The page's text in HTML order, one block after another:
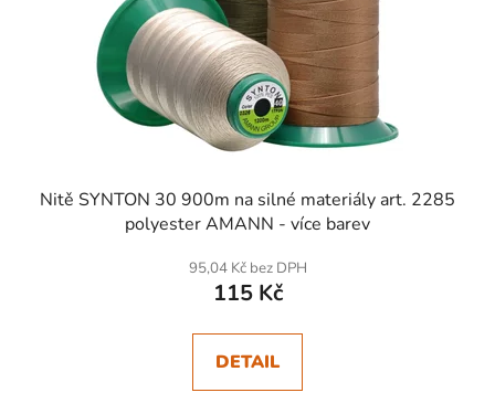
Nitě SYNTON 30 900m na silné materiály art. 2285
polyester AMANN - více barev
95,04 Kč bez DPH
115 Kč
DETAIL